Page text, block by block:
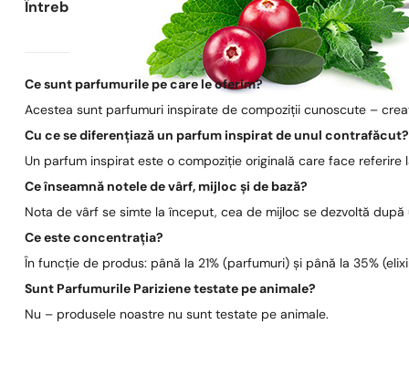
Întrebări frecvente
Ce sunt parfumurile pe care le oferim?
Acestea sunt parfumuri inspirate de compoziții cunoscute –
Cu ce se diferențiază un parfum inspirat de unul contrafăcut?
Un parfum inspirat este o compoziție originală care face
Ce înseamnă notele de vârf, mijloc și de bază?
Nota de vârf se simte la început, cea de mijloc se dezvoltă
Ce este concentrația?
În funcție de produs: până la 21% (parfumuri) și până la 35%
Sunt Parfumurile Pariziene testate pe animale?
Nu – produsele noastre nu sunt testate pe animale.